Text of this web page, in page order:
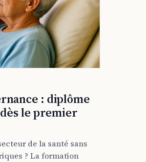
: diplôme
le premier
de la santé sans
? La formation